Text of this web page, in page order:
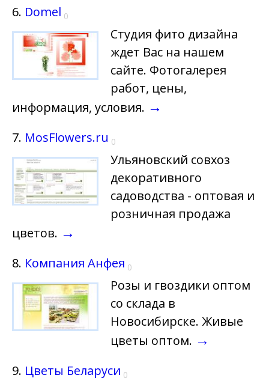
6. Domel 0
Студия фито дизайна
ждет Вас на нашем
сайте. Фотогалерея
работ, цены,
информация, условия. →
7. MosFlowers.ru 0
Ульяновский совхоз
декоративного
садоводства - оптовая и
розничная продажа
цветов. →
8. Компания Анфея 0
Розы и гвоздики оптом
со склада в
Новосибирске. Живые
цветы оптом. →
9. Цветы Беларуси 0